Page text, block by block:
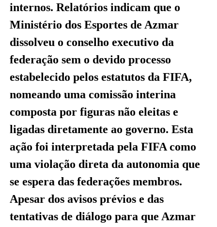
internos. Relatórios indicam que o
Ministério dos Esportes de Azmar
dissolveu o conselho executivo da
federação sem o devido processo
estabelecido pelos estatutos da FIFA,
nomeando uma comissão interina
composta por figuras não eleitas e
ligadas diretamente ao governo. Esta
ação foi interpretada pela FIFA como
uma violação direta da autonomia que
se espera das federações membros.
Apesar dos avisos prévios e das
tentativas de diálogo para que Azmar